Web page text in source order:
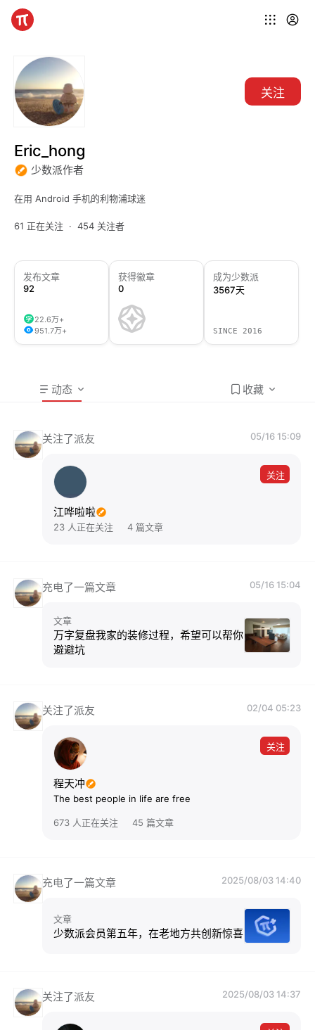
关注
Eric_hong
少数派作者
在用 Android 手机的利物浦球迷
61 正在关注 454 关注者
发布文章
92
22.6万+
951.7万+
获得徽章
0
成为少数派
3567天
SINCE 2016
动态 收藏
关注了派友 05/16 15:09
关注
江哗啦啦
23 人正在关注 4 篇文章
充电了一篇文章 05/16 15:04
文章
万字复盘我家的装修过程，希望可以帮你
避避坑
关注了派友 02/04 05:23
关注
程天冲
The best people in life are free
673 人正在关注 45 篇文章
充电了一篇文章 2025/08/03 14:40
文章
少数派会员第五年，在老地方共创新惊喜
关注了派友 2025/08/03 14:37